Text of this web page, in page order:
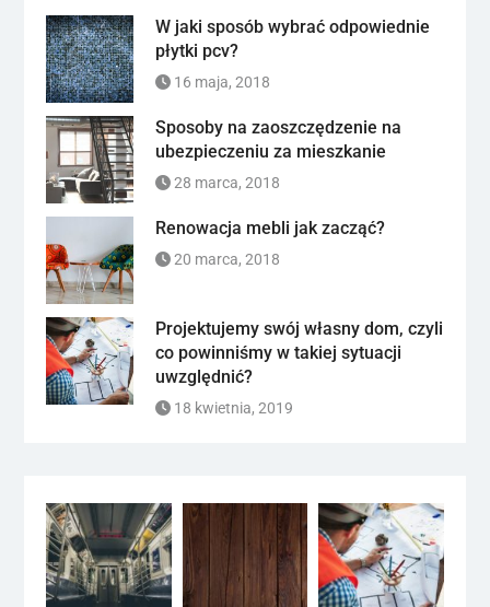
W jaki sposób wybrać odpowiednie
płytki pcv?
16 maja, 2018
Sposoby na zaoszczędzenie na
ubezpieczeniu za mieszkanie
28 marca, 2018
Renowacja mebli jak zacząć?
20 marca, 2018
Projektujemy swój własny dom, czyli
co powinniśmy w takiej sytuacji
uwzględnić?
18 kwietnia, 2019